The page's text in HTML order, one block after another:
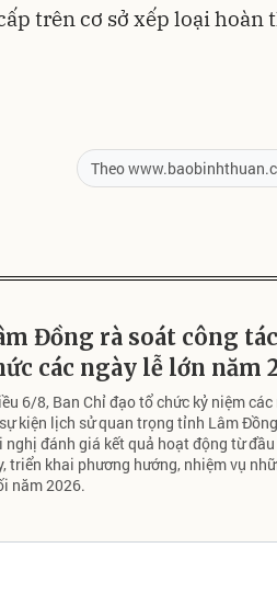
trên cơ sở xếp loại hoàn
Theo
Đồng rà soát công
các ngày lễ lớn năm
6/8, Ban Chỉ đạo tổ chức kỷ niệm
kiện lịch sử quan trọng tỉnh Lâm
nghị đánh giá kết quả hoạt động từ
triển khai phương hướng, nhiệm vụ
năm 2026.